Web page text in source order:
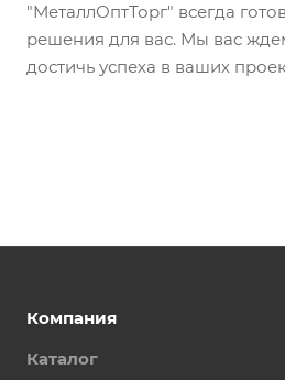
"МеталлОптТорг" всегда
решения для вас. Мы вас
достичь успеха в ваших
Компания
Каталог